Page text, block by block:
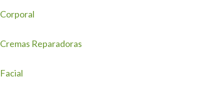
Corporal
Cremas Reparadoras
Facial